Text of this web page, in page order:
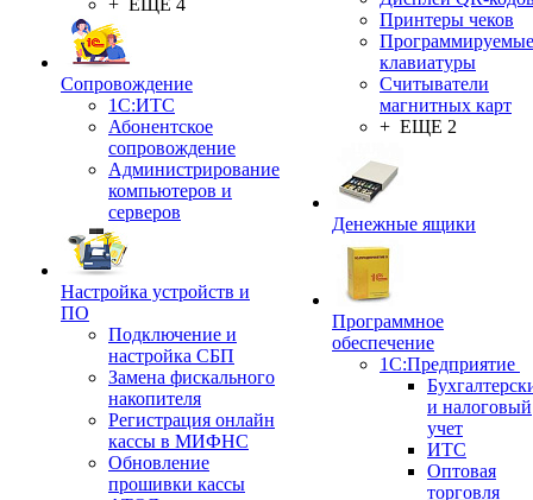
+ ЕЩЕ 4
Сопровождение
1C:ИТС
Абонентское
сопровождение
Администрирование
компьютеров и
серверов
Настройка устройств и
ПО
Подключение и
настройка СБП
Замена фискального
накопителя
Регистрация онлайн
кассы в МИФНС
Обновление
прошивки кассы
Принтеры чеков
Программируемые
клавиатуры
Считыватели
магнитных карт
+ ЕЩЕ 2
Денежные ящики
Программное
обеспечение
1С:Предприятие
и налоговый
учет
ИТС
Оптовая
торговля